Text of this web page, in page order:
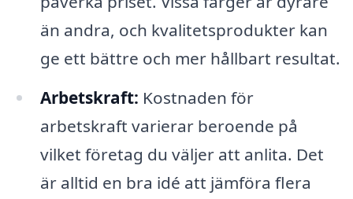
än andra, och kvalitetsprodukter kan
ge ett bättre och mer hållbart resultat.
Arbetskraft: Kostnaden för
arbetskraft varierar beroende på
vilket företag du väljer att anlita. Det
är alltid en bra idé att jämföra flera